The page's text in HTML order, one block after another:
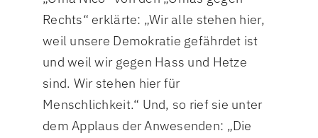
Rechts“ erklärte: „Wir alle stehen hier,
weil unsere Demokratie gefährdet ist
und weil wir gegen Hass und Hetze
sind. Wir stehen hier für
Menschlichkeit.“ Und, so rief sie unter
dem Applaus der Anwesenden: „Die